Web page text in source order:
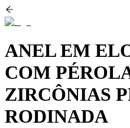
ANEL EM
COM
ZIRCÔNIAS
RODINADA